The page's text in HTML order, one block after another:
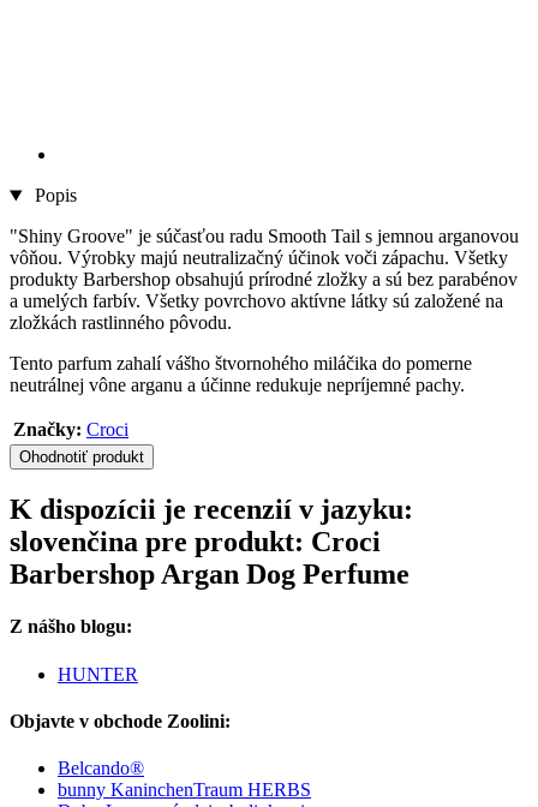
Popis
"Shiny Groove" je súčasťou radu Smooth Tail s jemnou arganovou
vôňou. Výrobky majú neutralizačný účinok voči zápachu. Všetky
produkty Barbershop obsahujú prírodné zložky a sú bez parabénov
a umelých farbív. Všetky povrchovo aktívne látky sú založené na
zložkách rastlinného pôvodu.
Tento parfum zahalí vášho štvornohého miláčika do pomerne
neutrálnej vône arganu a účinne redukuje nepríjemné pachy.
Značky: Croci
Ohodnotiť produkt
K dispozícii je recenzií v jazyku:
slovenčina pre produkt: Croci
Barbershop Argan Dog Perfume
Z nášho blogu:
HUNTER
Objavte v obchode Zoolini:
Belcando®
bunny KaninchenTraum HERBS